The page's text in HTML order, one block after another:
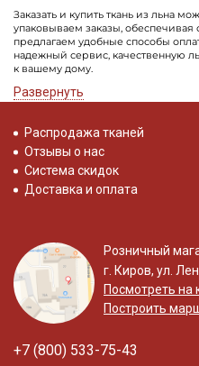
Заказать и купить ткань из льна
упаковываем заказы, обеспечивая
предлагаем удобные способы
надежный сервис, качественную
к вашему дому.
Развернуть
Распродажа тканей
Отзывы о нас
Система скидок
Доставка и оплата
Розничный
г. Киров, ул.
Посмотреть на
Построить
+7 (800) 533-75-43